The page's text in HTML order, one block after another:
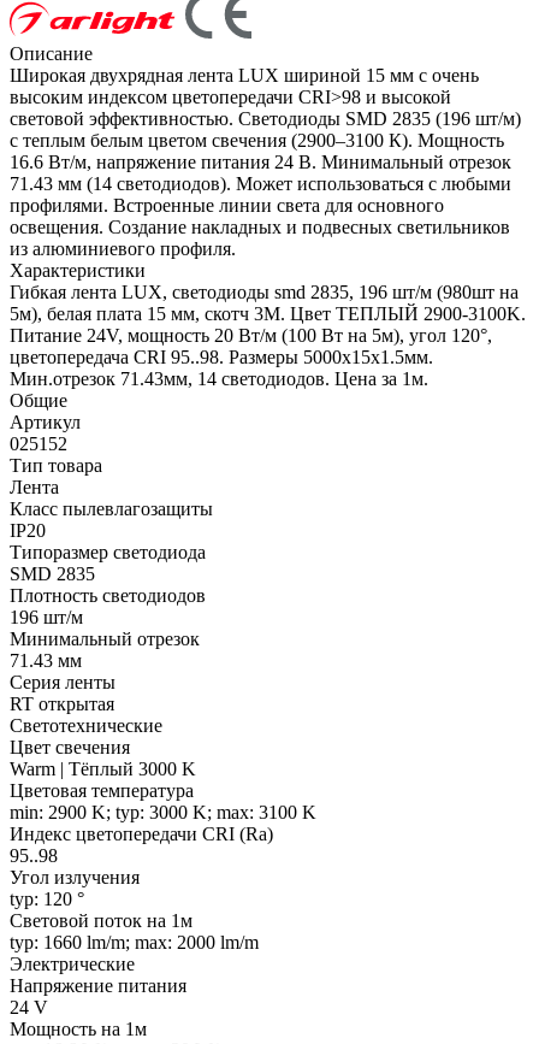
Описание
Широкая двухрядная лента LUX шириной 15 мм с очень
высоким индексом цветопередачи CRI>98 и высокой
световой эффективностью. Светодиоды SMD 2835 (196 шт/м)
с теплым белым цветом свечения (2900–3100 К). Мощность
16.6 Вт/м, напряжение питания 24 В. Минимальный отрезок
71.43 мм (14 светодиодов). Может использоваться с любыми
профилями. Встроенные линии света для основного
освещения. Создание накладных и подвесных светильников
из алюминиевого профиля.
Характеристики
Гибкая лента LUX, светодиоды smd 2835, 196 шт/м (980шт на
5м), белая плата 15 мм, скотч 3М. Цвет ТЕПЛЫЙ 2900-3100K.
Питание 24V, мощность 20 Вт/м (100 Вт на 5м), угол 120°,
цветопередача CRI 95..98. Размеры 5000х15x1.5мм.
Мин.отрезок 71.43мм, 14 светодиодов. Цена за 1м.
Общие
Артикул
025152
Тип товара
Лента
Класс пылевлагозащиты
IP20
Типоразмер светодиода
SMD 2835
Плотность светодиодов
196 шт/м
Минимальный отрезок
71.43 мм
Серия ленты
RT открытая
Светотехнические
Цвет свечения
Warm | Тёплый 3000 K
Цветовая температура
min: 2900 K; typ: 3000 K; max: 3100 K
Индекс цветопередачи CRI (Ra)
95..98
Угол излучения
typ: 120 °
Световой поток на 1м
typ: 1660 lm/m; max: 2000 lm/m
Электрические
Напряжение питания
24 V
Мощность на 1м